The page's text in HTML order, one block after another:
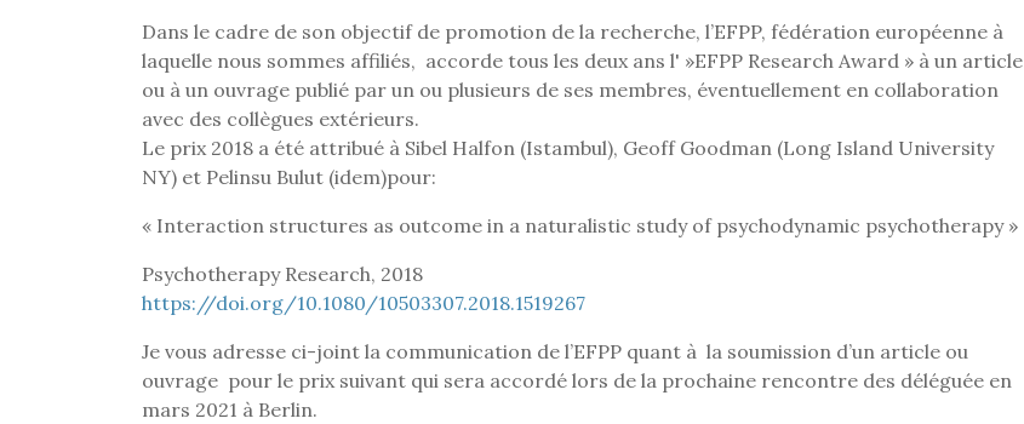
Dans le cadre de son objectif de promotion de la recherche, l’EFPP, fédération européenne à
laquelle nous sommes affiliés, accorde tous les deux ans l' »EFPP Research Award » à un article
ou à un ouvrage publié par un ou plusieurs de ses membres, éventuellement en collaboration
avec des collègues extérieurs.
Le prix 2018 a été attribué à Sibel Halfon (Istambul), Geoff Goodman (Long Island University
NY) et Pelinsu Bulut (idem)pour:
« Interaction structures as outcome in a naturalistic study of psychodynamic psychotherapy »
Psychotherapy Research, 2018
https://doi.org/10.1080/10503307.2018.1519267
Je vous adresse ci-joint la communication de l’EFPP quant à la soumission d’un article ou
ouvrage pour le prix suivant qui sera accordé lors de la prochaine rencontre des déléguée en
mars 2021 à Berlin.